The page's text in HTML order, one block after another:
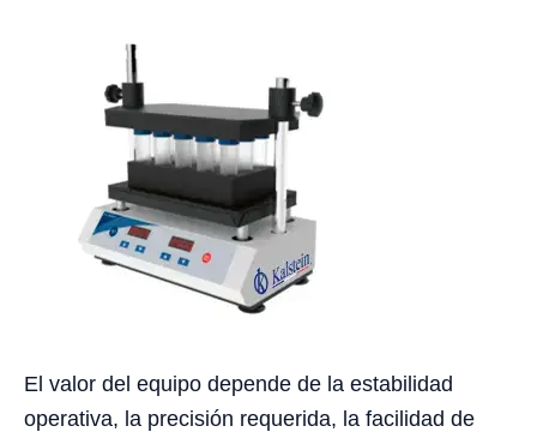
El valor del equipo depende de la estabilidad
operativa, la precisión requerida, la facilidad de